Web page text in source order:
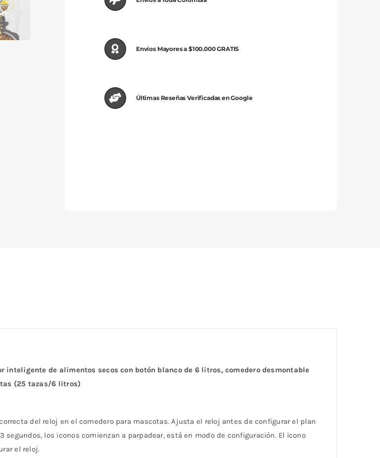
Envíos Mayores a $100.000 GRATIS
Últimas Reseñas Verificadas en Google
inteligente de alimentos secos con botón blanco de 6 litros, comedero desmontable
(25 tazas/6 litros)
del reloj en el comedero para mascotas. Ajusta el reloj antes de configurar el plan
los iconos comienzan a parpadear, está en modo de configuración. El icono
el reloj.